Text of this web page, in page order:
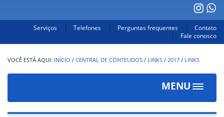
Serviços Telefones Perguntas frequentes
Contato
Fale conosco
INÍCIO / CENTRAL DE CONTEUDOS / LINKS / 2017 / LINKS
MENU
Toggle